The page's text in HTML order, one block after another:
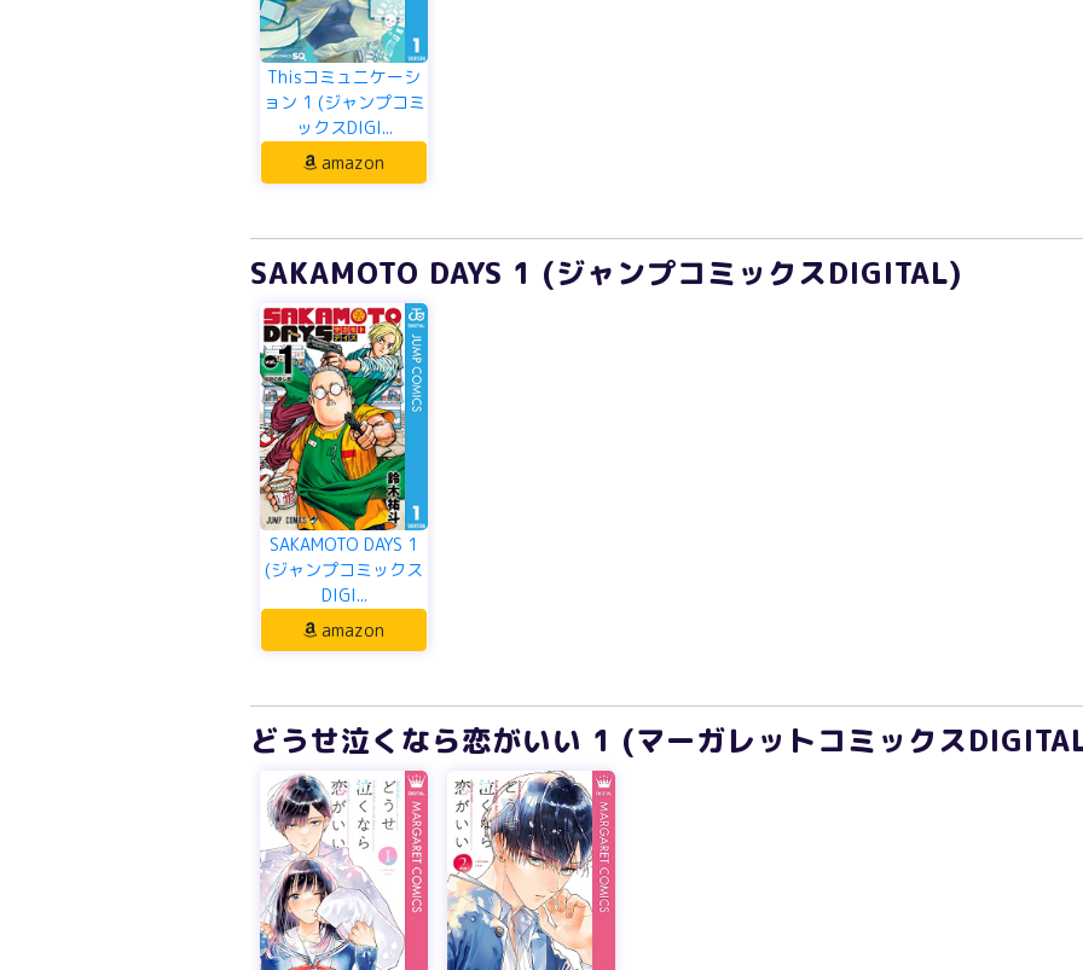
Thisコミュニケーシ
ョン 1 (ジャンプコミ
ックスDIGI...
amazon
SAKAMOTO DAYS 1 (ジャンプコミックスDIGITAL)
SAKAMOTO DAYS 1
(ジャンプコミックス
DIGI...
amazon
どうせ泣くなら恋がいい 1 (マーガレットコミックス